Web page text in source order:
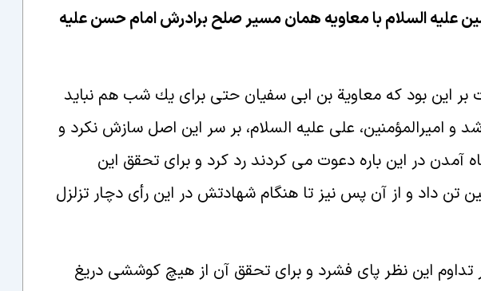
عليه السلام با معاويه همان مسير صلح برادرش امام حسن عليه
اين بود كه معاوية بن ابى سفيان حتى براى يك شب هم نبايد
و اميرالمؤمنين، على عليه السلام، بر سر اين اصل سازش نكرد و
آمدن در اين باره دعوت مى كردند رد كرد و براى تحقق اين
داد و از آن پس نيز تا هنگام شهادتش در اين رأى دچار تزلزل
تداوم اين نظر پاى فشرد و براى تحقق آن از هيچ كوششى دريغ